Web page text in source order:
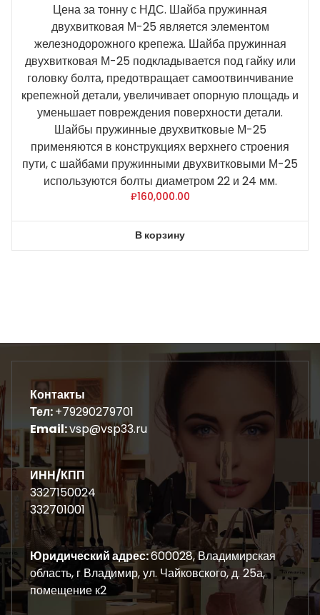
Цена за тонну с НДС. Шайба пружинная
двухвитковая М-25 является элементом
железнодорожного крепежа. Шайба пружинная
двухвитковая М-25 подкладывается под гайку или
головку болта, предотвращает самоотвинчивание
крепежной детали, увеличивает опорную площадь и
уменьшает повреждения поверхности детали.
Шайбы пружинные двухвитковые М-25
применяются в конструкциях верхнего строения
пути, с шайбами пружинными двухвитковыми М-25
используются болты диаметром 22 и 24 мм.
₽160,000.00
В корзину
Контакты
Тел:+79290279701
Email:vsp@vsp33.ru
ИНН/КПП
3327150024
332701001
Юридический адрес:600028, Владимирская
область, г Владимир, ул. Чайковского, д. 25а,
помещение к2